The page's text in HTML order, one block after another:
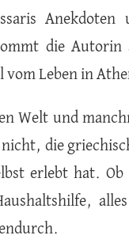
Anekdoten
die Autorin
vom Leben in
Welt und
die
erlebt hat. Ob